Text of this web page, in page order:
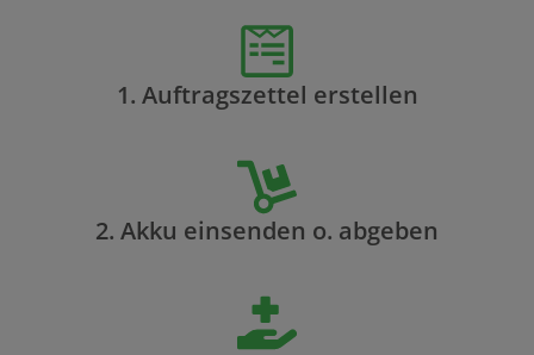
1. Auftragszettel erstellen
2. Akku einsenden o. abgeben